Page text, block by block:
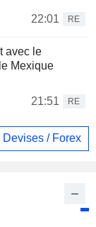
22:01
RE
avec le
Mexique
21:51
RE
Devises / Forex